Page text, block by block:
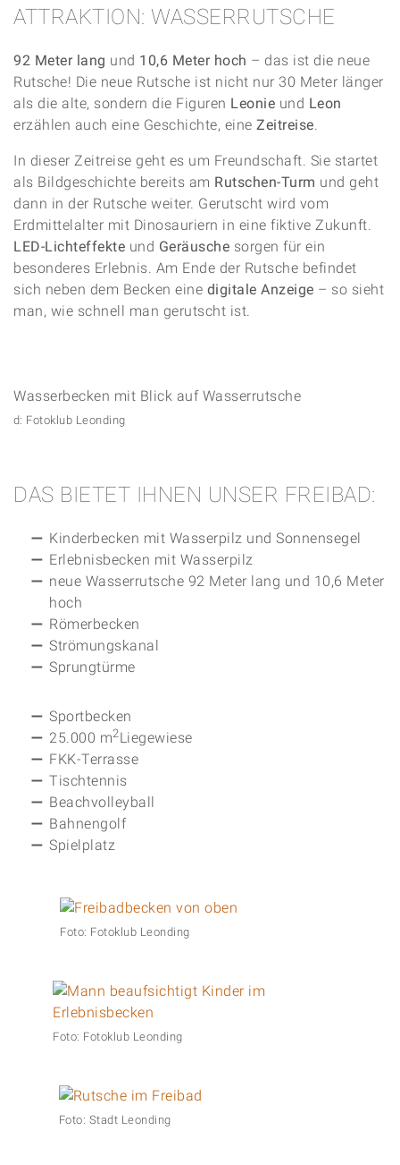
ATTRAKTION: WASSERRUTSCHE
92 Meter lang und 10,6 Meter hoch – das ist die neue
Rutsche! Die neue Rutsche ist nicht nur 30 Meter länger
als die alte, sondern die Figuren Leonie und Leon
erzählen auch eine Geschichte, eine Zeitreise.
In dieser Zeitreise geht es um Freundschaft. Sie startet
als Bildgeschichte bereits am Rutschen-Turm und geht
dann in der Rutsche weiter. Gerutscht wird vom
Erdmittelalter mit Dinosauriern in eine fiktive Zukunft.
LED-Lichteffekte und Geräusche sorgen für ein
besonderes Erlebnis. Am Ende der Rutsche befindet
sich neben dem Becken eine digitale Anzeige – so sieht
man, wie schnell man gerutscht ist.
Bild: Fotoklub Leonding
DAS BIETET IHNEN UNSER FREIBAD:
Kinderbecken mit Wasserpilz und Sonnensegel
Erlebnisbecken mit Wasserpilz
neue Wasserrutsche 92 Meter lang und 10,6 Meter
hoch
Römerbecken
Strömungskanal
Sprungtürme
Sportbecken
25.000 m­­­­­­2­Liegewiese
FKK-Terrasse
Tischtennis
Beachvolleyball
Bahnengolf
Spielplatz
Foto: Fotoklub Leonding
Foto: Fotoklub Leonding
Foto: Stadt Leonding